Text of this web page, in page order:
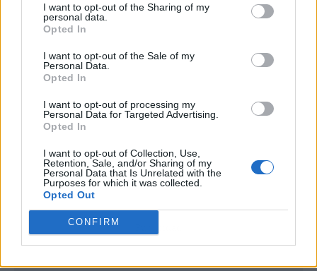
I want to opt-out of the Sharing of my
personal data.
Opted In
I want to opt-out of the Sale of my
Personal Data.
Opted In
I want to opt-out of processing my
Personal Data for Targeted Advertising.
Opted In
I want to opt-out of Collection, Use,
Retention, Sale, and/or Sharing of my
Personal Data that Is Unrelated with the
Purposes for which it was collected.
Opted Out
CONFIRM